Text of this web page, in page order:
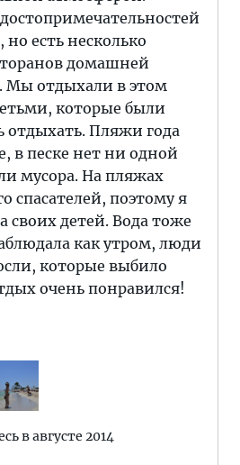
есть несколько
домашней
Мы отдыхали в этом
которые были
отдыхать. Пляжи года
в песке нет ни одной
мусора. На пляжах
спасателей, поэтому я
своих детей. Вода тоже
как утром, люди
которые выбило
очень понравился!
в августе 2014